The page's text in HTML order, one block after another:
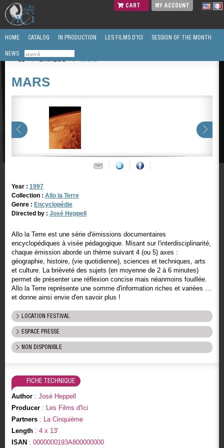
CART MY ACCOUNT
HOME CATALOG IN PRODUCTION LES FILMS D'ICI SESSION OF THE MONTH
NEWS
/
CATALOG / MARS
MARS
Year : 1997
Collection : Allo la Terre
Genre : Encyclopédie
Directed by : José Heppell
Allo la Terre est une série d'émissions documentaires
encyclopédiques à visée pédagogique. Misant sur l'interdisciplinarité,
chaque émission aborde un thème suivant 4 (ou 5) axes :
géographie, histoire, (vie quotidienne), sciences et techniques, arts
et culture. La brièveté des sujets (en moyenne de 2 à 6 minutes)
permet de présenter une réflexion concise mais néanmoins fouillée.
Allo la Terre représente une somme d'information riches et variées …
et donne ainsi envie d'en savoir plus !
LOCATION FESTIVAL
ESPACE PRESSE
NON DISPONIBLE
FICHE TECHNIQUE
Author: José Heppell
Producer: Les Films d'Ici
Partners: La Cinquième
Length: 4 x 13'
ISAN : 0000000193A800000000